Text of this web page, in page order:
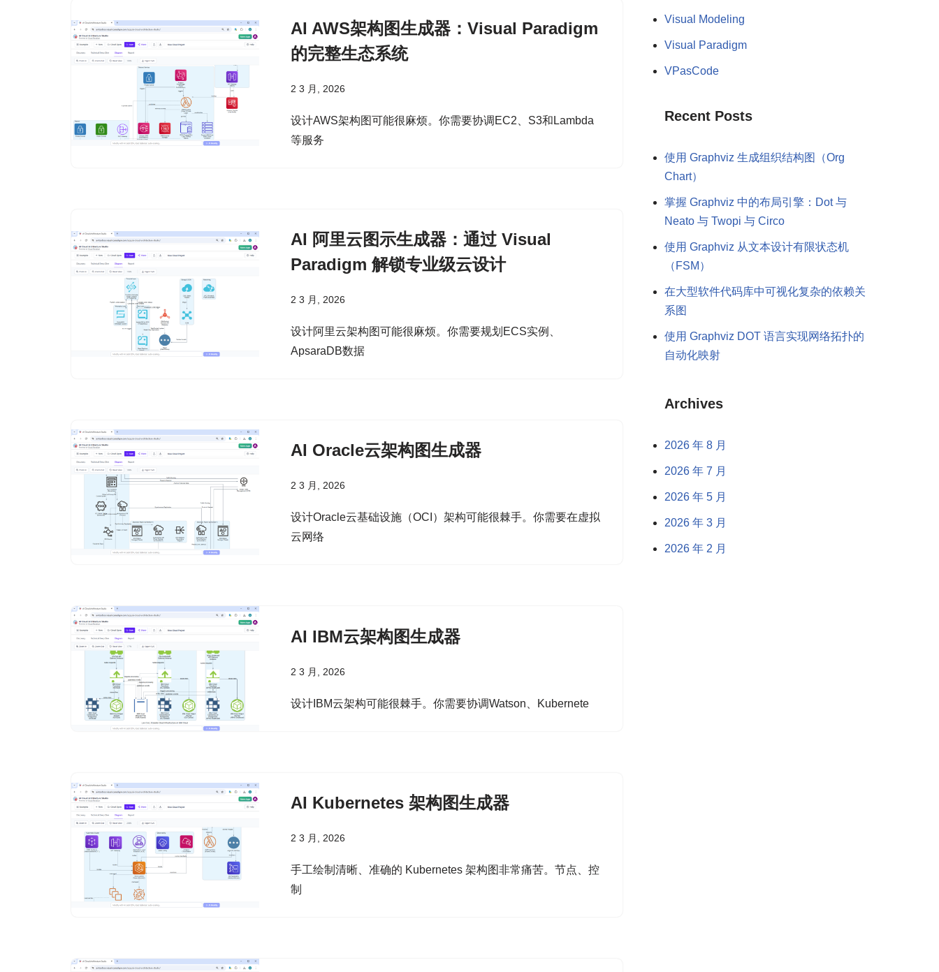
AI AWS架构图生成器：Visual Paradigm
的完整生态系统
2 3 月, 2026
设计AWS架构图可能很麻烦。你需要协调EC2、S3和Lambda
等服务
AI 阿里云图示生成器：通过 Visual
Paradigm 解锁专业级云设计
2 3 月, 2026
设计阿里云架构图可能很麻烦。你需要规划ECS实例、
ApsaraDB数据
AI Oracle云架构图生成器
2 3 月, 2026
设计Oracle云基础设施（OCI）架构可能很棘手。你需要在虚拟
云网络
AI IBM云架构图生成器
2 3 月, 2026
设计IBM云架构可能很棘手。你需要协调Watson、Kubernete
AI Kubernetes 架构图生成器
2 3 月, 2026
手工绘制清晰、准确的 Kubernetes 架构图非常痛苦。节点、控
制
Visual Modeling
Visual Paradigm
VPasCode
Recent Posts
使用 Graphviz 生成组织结构图（Org
Chart）
掌握 Graphviz 中的布局引擎：Dot 与
Neato 与 Twopi 与 Circo
使用 Graphviz 从文本设计有限状态机
（FSM）
在大型软件代码库中可视化复杂的依赖关
系图
使用 Graphviz DOT 语言实现网络拓扑的
自动化映射
Archives
2026 年 8 月
2026 年 7 月
2026 年 5 月
2026 年 3 月
2026 年 2 月